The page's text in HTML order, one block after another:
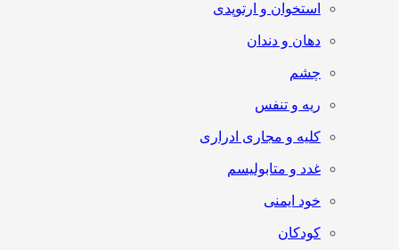
استخوان و ارتوپدی
دهان و دندان
چشم
ریه و تنفس
کلیه و مجاری ادراری
غدد و متابولیسم
خود ایمنی
کودکان